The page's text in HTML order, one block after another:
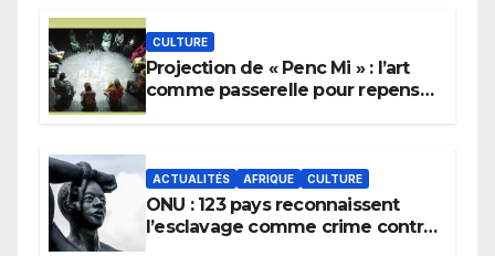
CULTURE
Projection de « Penc Mi » : l’art
comme passerelle pour repenser
ACTUALITÉS AFRIQUE CULTURE
ONU : 123 pays reconnaissent
l’esclavage comme crime contre